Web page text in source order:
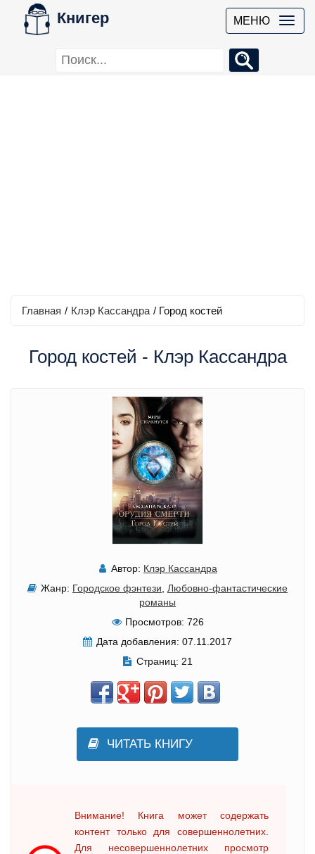
Книгер МЕНЮ
Главная / Клэр Кассандра / Город костей
Город костей - Клэр Кассандра
Автор: Клэр Кассандра
Жанр: Городское фэнтези
Любовно-фантастические
романы
Просмотров: 726
Дата добавления: 07.11.2017
Страниц: 21
ЧИТАТЬ КНИГУ
Внимание! Книга может содержать
контент только для совершеннолетних.
Для несовершеннолетних просмотр